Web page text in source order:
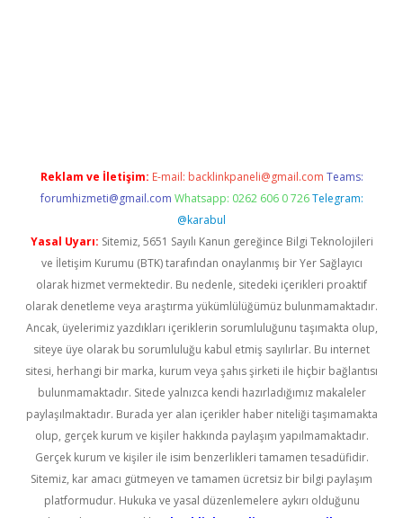
Reklam ve İletişim: E-mail: backlinkpaneli@gmail.com Teams:
forumhizmeti@gmail.com Whatsapp: 0262 606 0 726 Telegram:
@karabul
Yasal Uyarı: Sitemiz, 5651 Sayılı Kanun gereğince Bilgi Teknolojileri
ve İletişim Kurumu (BTK) tarafından onaylanmış bir Yer Sağlayıcı
olarak hizmet vermektedir. Bu nedenle, sitedeki içerikleri proaktif
olarak denetleme veya araştırma yükümlülüğümüz bulunmamaktadır.
Ancak, üyelerimiz yazdıkları içeriklerin sorumluluğunu taşımakta olup,
siteye üye olarak bu sorumluluğu kabul etmiş sayılırlar. Bu internet
sitesi, herhangi bir marka, kurum veya şahıs şirketi ile hiçbir bağlantısı
bulunmamaktadır. Sitede yalnızca kendi hazırladığımız makaleler
paylaşılmaktadır. Burada yer alan içerikler haber niteliği taşımamakta
olup, gerçek kurum ve kişiler hakkında paylaşım yapılmamaktadır.
Gerçek kurum ve kişiler ile isim benzerlikleri tamamen tesadüfidir.
Sitemiz, kar amacı gütmeyen ve tamamen ücretsiz bir bilgi paylaşım
platformudur. Hukuka ve yasal düzenlemelere aykırı olduğunu